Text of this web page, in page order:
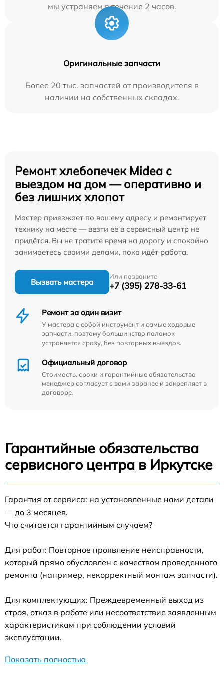
мы устраняем в течение 2 часов.
Оригинальные запчасти
Более 20 тыс. запчастей от производителя в
наличии на собственных складах.
Ремонт хлебопечек Midea с
выездом на дом — оперативно и
без лишних хлопот
Мастер приезжает по вашему адресу и ремонтирует
технику на месте — везти её в сервисный центр не
придётся. Вы не тратите время на дорогу и спокойно
занимаетесь своими делами, пока идёт работа.
Вызвать мастера
Или позвоните
+7 (395) 278-33-61
Ремонт за один визит
У мастера с собой инструмент и самые ходовые
запчасти, поэтому большинство поломок
устраняется сразу, без повторных выездов.
Официальный договор
Стоимость, сроки и гарантийные обязательства
менеджер согласует с вами заранее и закрепляет в
договоре.
Гарантийные обязательства
сервисного центра в Иркутске
Гарантия от сервиса: на установленные нами детали
— до 3 месяцев.
Что считается гарантийным случаем?
Для работ: Повторное проявление неисправности,
который прямо обусловлен с качеством проведенного
ремонта (например, некорректный монтаж запчасти).
Для комплектующих: Преждевременный выход из
строя, отказ в работе или несоответствие заявленным
характеристикам при соблюдении условий
эксплуатации.
Показать полностью